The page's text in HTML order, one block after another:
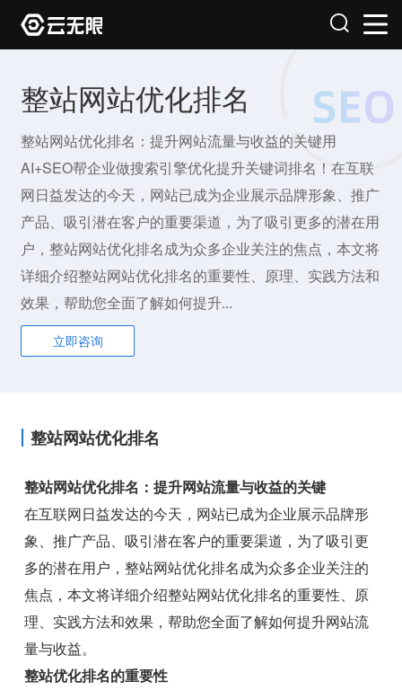
整站网站优化排名
整站网站优化排名：提升网站流量与收益的关键用
AI+SEO帮企业做搜索引擎优化提升关键词排名！在互联
网日益发达的今天，网站已成为企业展示品牌形象、推广
产品、吸引潜在客户的重要渠道，为了吸引更多的潜在用
户，整站网站优化排名成为众多企业关注的焦点，本文将
详细介绍整站网站优化排名的重要性、原理、实践方法和
效果，帮助您全面了解如何提升...
立即咨询
整站网站优化排名
整站网站优化排名：提升网站流量与收益的关键
在互联网日益发达的今天，网站已成为企业展示品牌形
象、推广产品、吸引潜在客户的重要渠道，为了吸引更
多的潜在用户，整站网站优化排名成为众多企业关注的
焦点，本文将详细介绍整站网站优化排名的重要性、原
理、实践方法和效果，帮助您全面了解如何提升网站流
量与收益。
整站优化排名的重要性